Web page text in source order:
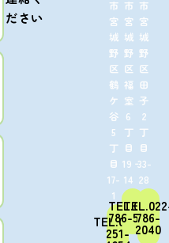
ださい
市
宮
城
野
区
鶴
ケ
谷
5
丁
目
17-
1
TEL.022-
251-
市
宮
城
野
区
福
室
6
丁
目
19‐
14
TEL.022-
786-5650
市
宮
城
野
区
田
子
2
丁
目
33-
28
786-
2040